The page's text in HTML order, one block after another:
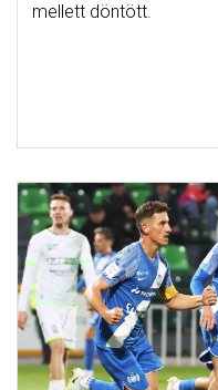
mellett döntött.